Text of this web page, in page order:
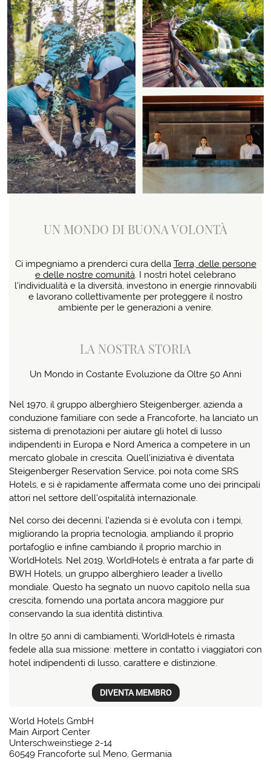
UN MONDO DI BUONA VOLONTÀ
Ci impegniamo a prenderci cura della Terra, delle persone
e delle nostre comunità. I nostri hotel celebrano
l'individualità e la diversità, investono in energie rinnovabili
e lavorano collettivamente per proteggere il nostro
ambiente per le generazioni a venire.
LA NOSTRA STORIA
Un Mondo in Costante Evoluzione da Oltre 50 Anni
Nel 1970, il gruppo alberghiero Steigenberger, azienda a
conduzione familiare con sede a Francoforte, ha lanciato un
sistema di prenotazioni per aiutare gli hotel di lusso
indipendenti in Europa e Nord America a competere in un
mercato globale in crescita. Quell'iniziativa è diventata
Steigenberger Reservation Service, poi nota come SRS
Hotels, e si è rapidamente affermata come uno dei principali
attori nel settore dell'ospitalità internazionale.
Nel corso dei decenni, l'azienda si è evoluta con i tempi,
migliorando la propria tecnologia, ampliando il proprio
portafoglio e infine cambiando il proprio marchio in
WorldHotels. Nel 2019, WorldHotels è entrata a far parte di
BWH Hotels, un gruppo alberghiero leader a livello
mondiale. Questo ha segnato un nuovo capitolo nella sua
crescita, fornendo una portata ancora maggiore pur
conservando la sua identità distintiva.
In oltre 50 anni di cambiamenti, WorldHotels è rimasta
fedele alla sua missione: mettere in contatto i viaggiatori con
hotel indipendenti di lusso, carattere e distinzione.
DIVENTA MEMBRO
World Hotels GmbH
Main Airport Center
Unterschweinstiege 2-14
60549 Francoforte sul Meno, Germania